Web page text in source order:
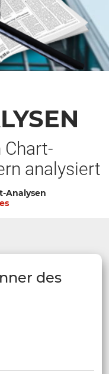
Chart-
analysiert
Analysen
des